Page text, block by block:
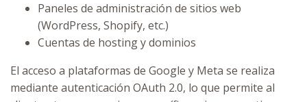
Paneles de administración de sitios web
(WordPress, Shopify, etc.)
Cuentas de hosting y dominios
El acceso a plataformas de Google y Meta se realiza
mediante autenticación OAuth 2.0, lo que permite al